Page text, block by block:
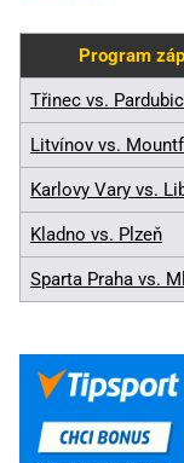
Program
Třinec vs.
Litvínov vs.
Karlovy Vary vs.
Kladno vs. Plzeň
Sparta Praha vs.